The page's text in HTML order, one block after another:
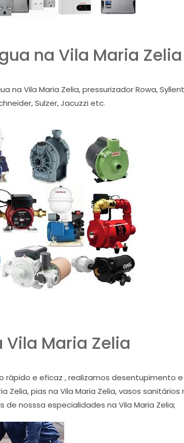
na Vila Maria Zelia
Vila Maria Zelia, pressurizador Rowa,
Sulzer, Jacuzzi etc.
Maria Zelia
rápido e eficaz , realizamos desentupimento
Zelia, pias na Vila Maria Zelia, vasos sanitários
de nosssa especialidades na Vila Maria Zelia;